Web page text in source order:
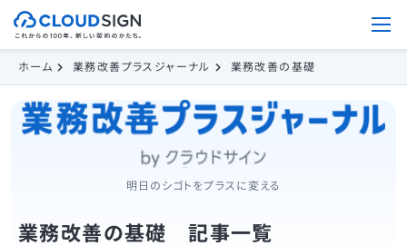
ホーム 業務改善プラスジャーナル 業務改善の基礎
明日のシゴトをプラスに変える
業務改善の基礎 記事一覧